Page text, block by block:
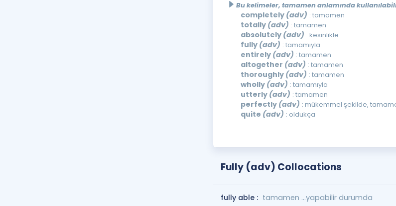
Bu kelimeler, tamamen anlamında
completely (adv) : tamamen
totally (adv) : tamamen
absolutely (adv) : kesinlikle
fully (adv) : tamamıyla
entirely (adv) : tamamen
altogether (adv) : tamamen
thoroughly (adv) : tamamen
wholly (adv) : tamamıyla
utterly (adv) : tamamen
perfectly (adv) : mükemmel şekilde,
quite (adv) : oldukça
Fully (adv) Collocations
fully able : tamamen ...yapabilir durumda